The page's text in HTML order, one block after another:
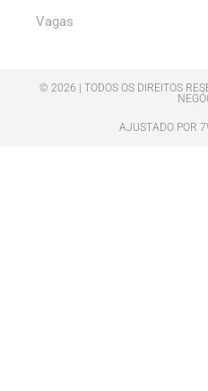
Vagas
© 2026 | TODOS OS DIREITOS
AJUSTADO POR